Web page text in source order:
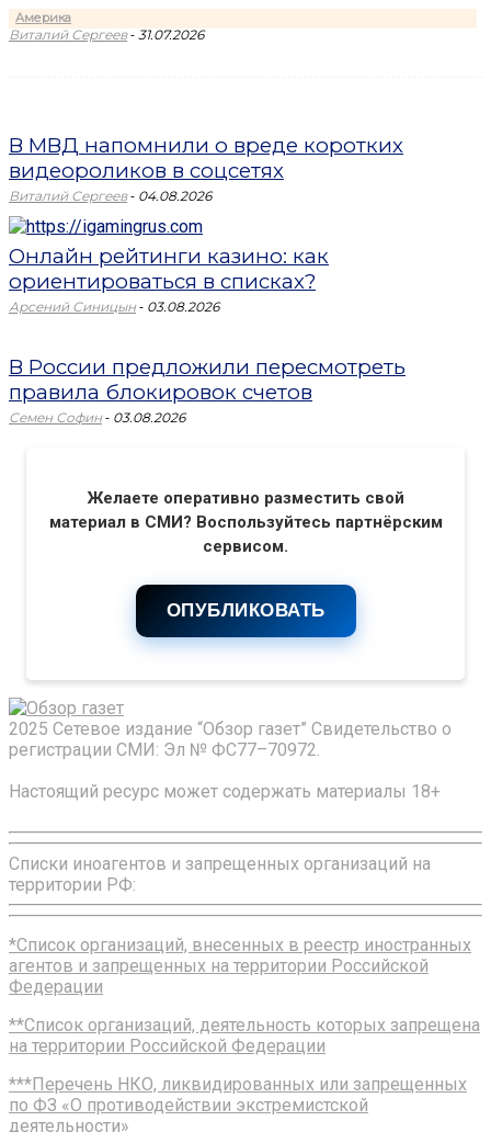
Америка
Виталий Сергеев - 31.07.2026
В МВД напомнили о вреде коротких
видеороликов в соцсетях
Виталий Сергеев - 04.08.2026
Онлайн рейтинги казино: как
ориентироваться в списках?
Арсений Синицын - 03.08.2026
В России предложили пересмотреть
правила блокировок счетов
Семен Софин - 03.08.2026
Желаете оперативно разместить свой
материал в СМИ? Воспользуйтесь партнёрским
сервисом.
ОПУБЛИКОВАТЬ
2025 Сетевое издание “Обзор газет” Свидетельство о
регистрации СМИ: Эл № ФС77–70972.
Настоящий ресурс может содержать материалы 18+
Списки иноагентов и запрещенных организаций на
территории РФ:
*Список организаций, внесенных в реестр иностранных
агентов и запрещенных на территории Российской
Федерации
**Список организаций, деятельность которых запрещена
на территории Российской Федерации
***Перечень НКО, ликвидированных или запрещенных
по ФЗ «О противодействии экстремистской
деятельности»